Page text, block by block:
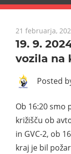
že
1903
21 februarja,
19. 9.
vozila na
Posted
Ob 16:20 smo
križišču ob
in GVC-2, ob
kraj je bil